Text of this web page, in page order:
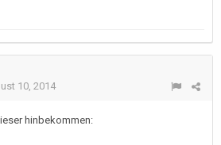
10, 2014
hinbekommen: